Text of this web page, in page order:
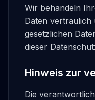
Wir behandeln
Daten vertraulich
gesetzlichen
dieser
Hinweis zur
Die